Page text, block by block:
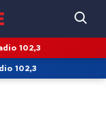
102,3
102,3